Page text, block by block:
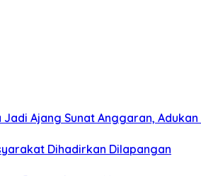
Ajang Sunat Anggaran,
Dihadirkan Dilapangan